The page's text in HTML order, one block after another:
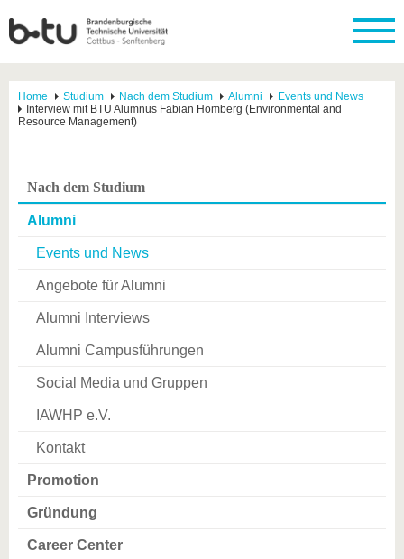
Home Studium Nach dem Studium Alumni
Events und News
Interview mit BTU Alumnus Fabian Homberg (Environmental and
Resource Management)
Nach dem Studium
Alumni
Events und News
Angebote für Alumni
Alumni Interviews
Alumni Campusführungen
Social Media und Gruppen
IAWHP e.V.
Kontakt
Promotion
Gründung
Career Center